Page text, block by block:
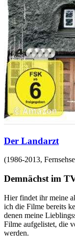
Der Landarzt
(1986-2013,
Demnächst im
Hier findet ihr meine
ich die Filme bereits
denen meine
Filme aufgelistet, die
werden.